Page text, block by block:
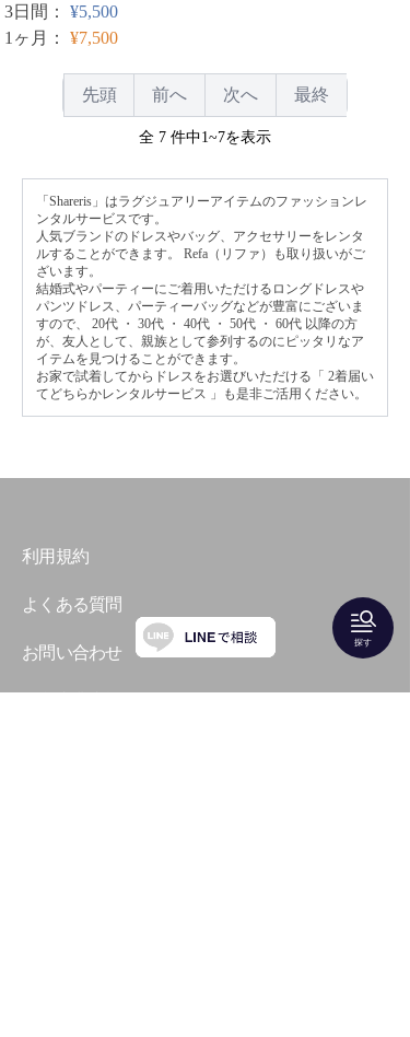
3日間： ¥5,500
1ヶ月： ¥7,500
先頭 前へ 次へ 最終
全 7 件中1~7を表示
「Shareris」はラグジュアリーアイテムのファッションレ
ンタルサービスです。
人気ブランドのドレスやバッグ、アクセサリーをレンタ
ルすることができます。 Refa（リファ）も取り扱いがご
ざいます。
結婚式やパーティーにご着用いただけるロングドレスや
パンツドレス、パーティーバッグなどが豊富にございま
すので、 20代 ・ 30代 ・ 40代 ・ 50代 ・ 60代 以降の方
が、友人として、親族として参列するのにピッタリなア
イテムを見つけることができます。
お家で試着してからドレスをお選びいただける「 2着届い
てどちらかレンタルサービス
」も是非ご活用ください。
探す
利用規約
よくある質問
お問い合わせ